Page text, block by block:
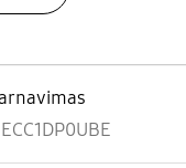
ECC1DP0UBE